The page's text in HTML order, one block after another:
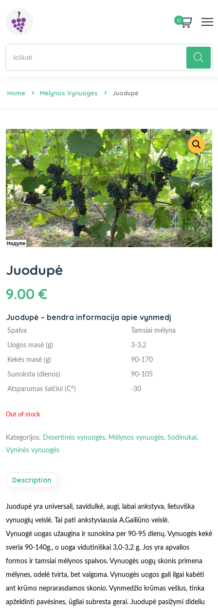
0
Home Mėlynos Vynuogės Juodupė
Juodupė
9.00€
Juodupė – bendra informacija apie vynmedį
Spalva Tamsiai mėlyna
Uogos masė (g) 3-3,2
Kekės masė (g) 90-170
Sunoksta (dienos) 90-105
Atsparumas šalčiui (C°) -30
Out of stock
Kategorijos: Desertinės vynuogės, Mėlynos vynuogės, Sodinukai,
Vyninės vynuogės
Description
Juodupė yra universali, savidulkė, augi, labai ankstyva, lietuviška
vynuogių veislė. Tai pati ankstyviausia A.Gailiūno veislė.
Vynuogė uogas užaugina ir sunokina per 90-95 dienų. Vynuogės kekė
sveria 90-140g., o uoga vidutiniškai 3,0-3,2 g. Jos yra apvalios
formos ir tamsiai mėlynos spalvos. Vynuogės uogų skonis primena
mėlynes, odelė tvirta, bet valgoma. Vynuogės uogos gali ilgai kabėti
ant krūmo neprarasdamos skonio. Vynmedžio krūmas vešlus, tinka
apželdinti pavėsines, ūgliai subresta gerai. Juodupė pasižymi dideliu